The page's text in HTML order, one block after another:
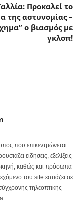
Προκαλεί το
της αστυνομίας –
ο βιασμός με
γκλοπ!
που επικεντρώνεται
ειδήσεις, εξελίξεις
σκηνή, καθώς και πρόσωπα
του site εστιάζει σε
τηλεοπτικής